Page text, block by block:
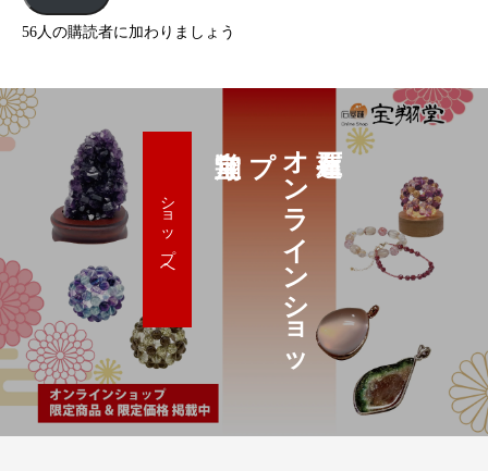
56人の購読者に加わりましょう
オ
ン
ラ
イ
ン
シ
ョ
ッ
プ
ショップへ